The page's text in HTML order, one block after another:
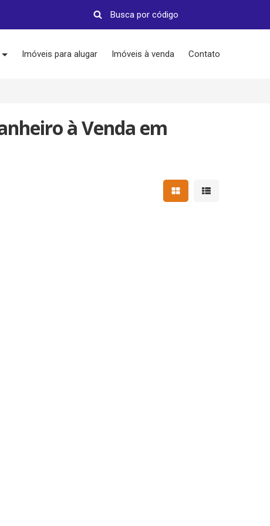
Imóveis para alugar Imóveis à venda Contato
à Venda em
Mostrar resultados em
Mostrar